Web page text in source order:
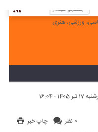
- 16:04
چاپ خبر 0 نظر